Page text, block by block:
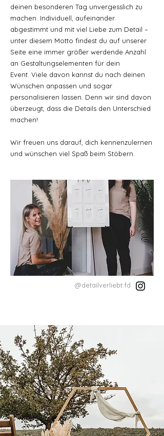
deinen besonderen Tag unvergesslich zu
machen. Individuell, aufeinander
abgestimmt und mit viel Liebe zum Detail –
unter diesem Motto findest du auf unserer
Seite eine immer größer werdende Anzahl
an Gestaltungselementen für dein
Event. Viele davon kannst du nach deinen
Wünschen anpassen und sogar
personalisieren lassen. Denn wir sind davon
überzeugt, dass die Details den Unterschied
machen!
Wir freuen uns darauf, dich kennenzulernen
und wünschen viel Spaß beim Stöbern.
@detailverliebt.fd